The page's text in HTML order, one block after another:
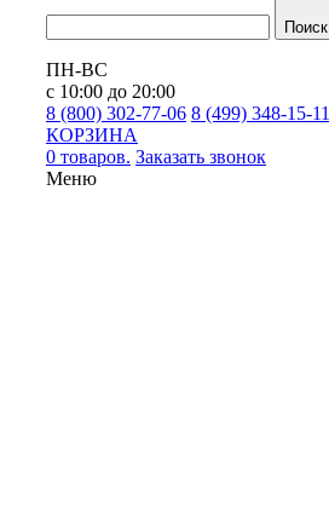
Поиск
ПН-ВС
с 10:00 до 20:00
8 (800) 302-77-06 8 (499) 348-15-11
КОРЗИНА
0 товаров. Заказать звонок
Меню